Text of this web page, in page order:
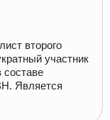
второго
участник
Является